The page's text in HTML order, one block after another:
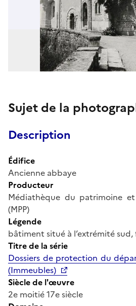
Sujet de la
Description
Édifice
Ancienne abbaye
Producteur
Médiathèque du patrimoine
(MPP)
Légende
bâtiment situé à l’extrémité
Titre de la série
Dossiers de protection du
(Immeubles)
Siècle de l'œuvre
2e moitié 17e siècle